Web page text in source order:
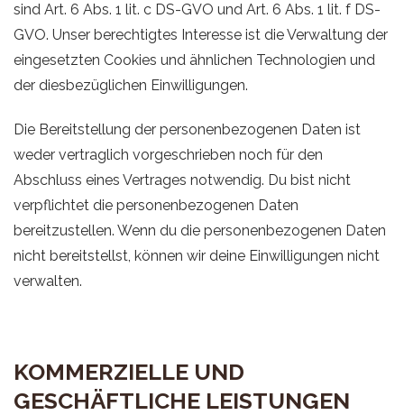
sind Art. 6 Abs. 1 lit. c DS-GVO und Art. 6 Abs. 1 lit. f DS-
GVO. Unser berechtigtes Interesse ist die Verwaltung der
eingesetzten Cookies und ähnlichen Technologien und
der diesbezüglichen Einwilligungen.
Die Bereitstellung der personenbezogenen Daten ist
weder vertraglich vorgeschrieben noch für den
Abschluss eines Vertrages notwendig. Du bist nicht
verpflichtet die personenbezogenen Daten
bereitzustellen. Wenn du die personenbezogenen Daten
nicht bereitstellst, können wir deine Einwilligungen nicht
verwalten.
KOMMERZIELLE UND
GESCHÄFTLICHE LEISTUNGEN